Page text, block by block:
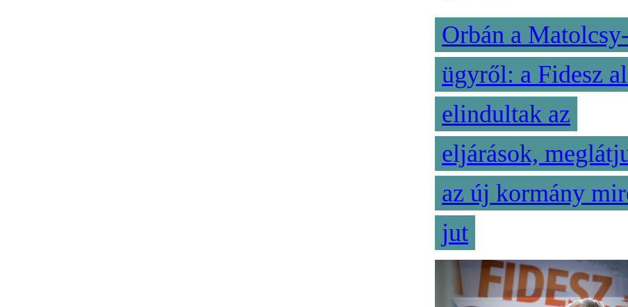
Orbán a
ügyről: a Fidesz
elindultak az
eljárások,
az új kormány
jut